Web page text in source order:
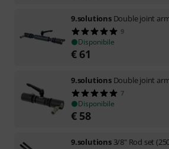
9.solutions Double joint
9
Disponibile
€ 61
9.solutions Double joint
7
Disponibile
€ 58
9.solutions 3/8" Rod set